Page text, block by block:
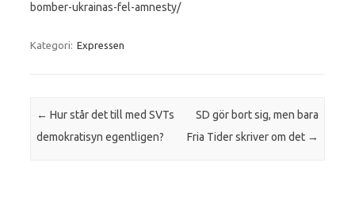
bomber-ukrainas-fel-amnesty/
Kategori: Expressen
Inläggsnavigering
← Hur står det till med SVTs
demokratisyn egentligen?
SD gör bort sig, men bara
Fria Tider skriver om det →